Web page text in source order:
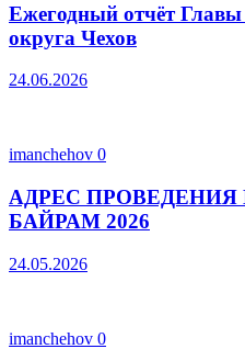
Ежегодный отчёт
округа Чехов
24.06.2026
imanchehov 0
АДРЕС ПРОВЕДЕНИЯ
БАЙРАМ 2026
24.05.2026
imanchehov 0